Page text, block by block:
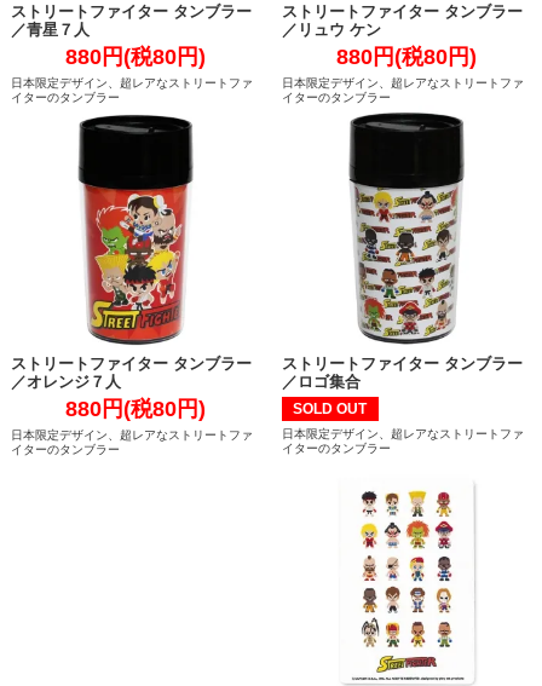
ストリートファイター タンブラー
／青星７人
880円(税80円)
日本限定デザイン、超レアなストリートファ
イターのタンブラー
ストリートファイター タンブラー
／リュウ ケン
880円(税80円)
日本限定デザイン、超レアなストリートファ
イターのタンブラー
ストリートファイター タンブラー
／オレンジ７人
880円(税80円)
日本限定デザイン、超レアなストリートファ
イターのタンブラー
ストリートファイター タンブラー
／ロゴ集合
SOLD OUT
日本限定デザイン、超レアなストリートファ
イターのタンブラー